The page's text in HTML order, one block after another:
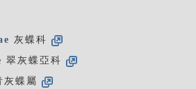
灰蝶科
翠灰蝶亞科
灰蝶屬